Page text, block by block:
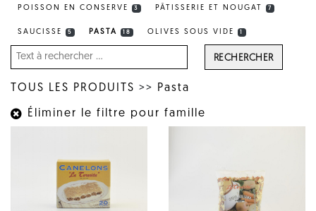
POISSON EN CONSERVE 3 PÂTISSERIE ET NOUGAT 7
SAUCISSE 5 PASTA 18 OLIVES SOUS VIDE
RECHERCHER
TOUS LES PRODUITS >> Pasta
Éliminer le filtre pour famille